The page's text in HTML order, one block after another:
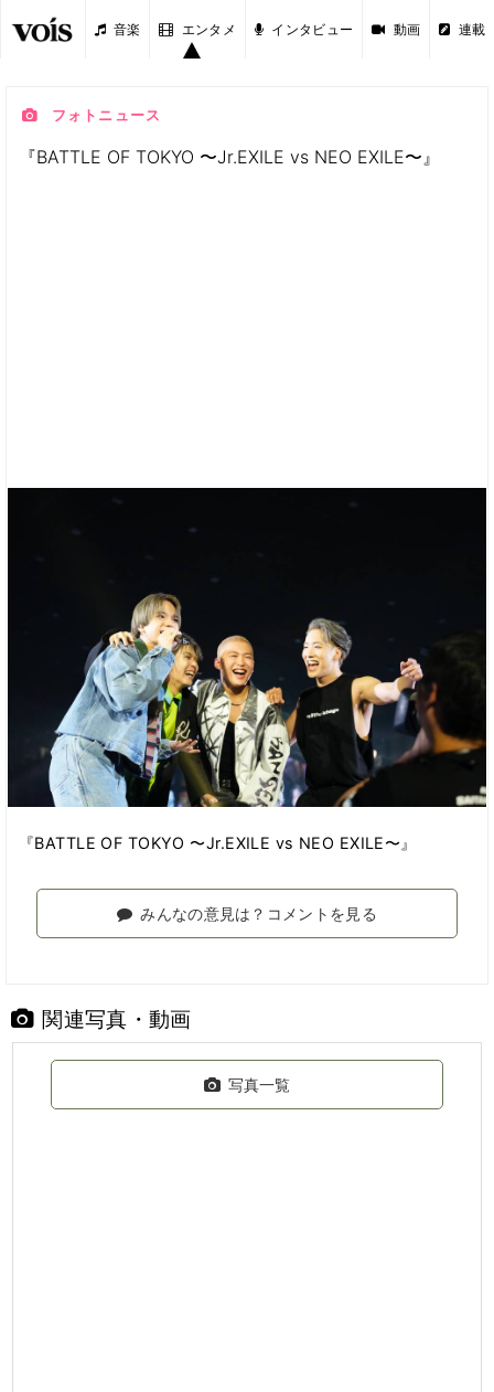
音楽 エンタメ インタビュー 動画 連載
フォトニュース
『BATTLE OF TOKYO 〜Jr.EXILE vs NEO EXILE〜』
『BATTLE OF TOKYO 〜Jr.EXILE vs NEO EXILE〜』
みんなの意見は？コメントを見る
関連写真・動画
写真一覧